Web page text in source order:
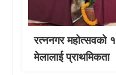
रत्ननगर महोत्सवको
मेलालाई प्राथमिकता